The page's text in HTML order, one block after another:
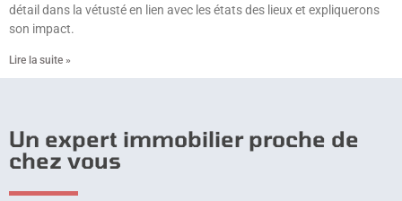
détail dans la vétusté en lien avec les états des lieux et expliquerons
son impact.
Lire la suite »
Un expert immobilier proche de
chez vous